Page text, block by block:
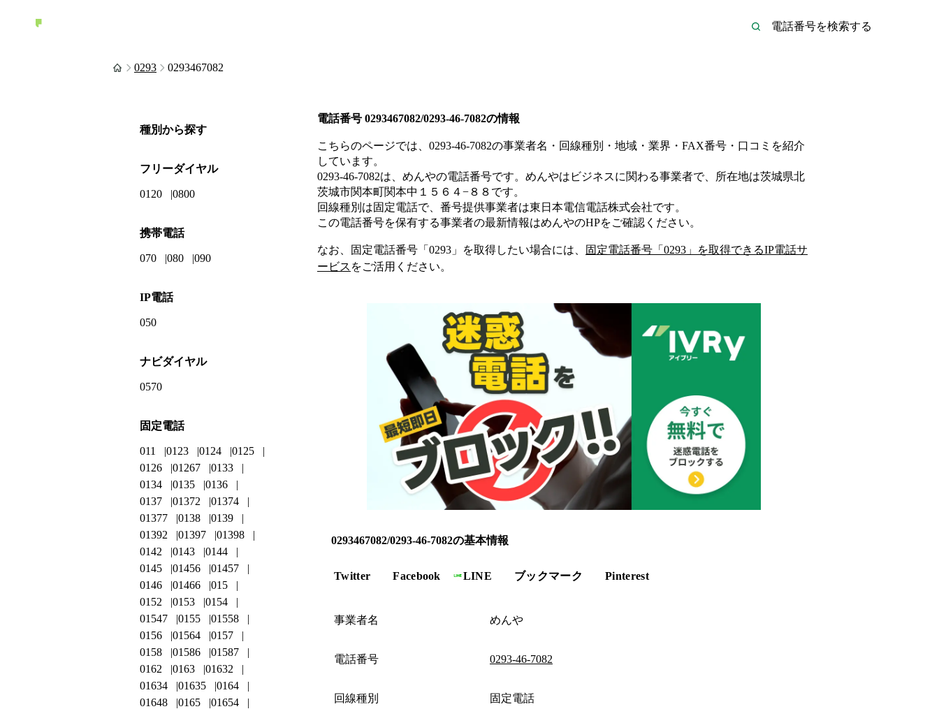
0293 0293467082
電話番号 0293467082/0293-46-7082の情報
こちらのページでは、 0293-46-7082の事業者名・回線種別・地域・業界・FAX番号・口コミを紹介
しています。
0293-46-7082は、 めんやの電話番号です。 めんやは ビジネスに関わる事業者で、所在地は茨城県北
茨城市関本町関本中１５６４−８８ です。
回線種別は固定電話で、番号提供事業者は東日本電信電話株式会社です。
この電話番号を保有する事業者の最新情報はめんやのHPをご確認ください。
なお、固定電話番号「 0293 」を取得したい場合には、 固定電話番号「 0293 」を取得できるIP電話サ
ービス をご活用ください。
0293467082/0293-46-7082の基本情報
Twitter Facebook LINE ブックマーク Pinterest
事業者名 めんや
電話番号 0293-46-7082
回線種別 固定電話
種別から探す
フリーダイヤル
0120 0800
携帯電話
070 080 090
IP電話
050
ナビダイヤル
0570
固定電話
011 0123 0124
0125
0126
01267
0133
0134
0135
0136
0137
01372
01374
01377
0138
0139
01392
01397
01398
0142
0143
0144
0145
01456
01457
0146
01466
015
0152
0153
0154
01547
0155
01558
0156
01564
0157
0158
01586
01587
0162
0163
01632
01634
01635
0164
01648
0165
01654